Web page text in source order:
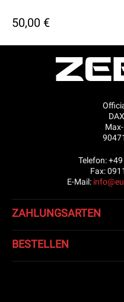
50,00 €
Telefon:
Fax:
E-Mail:
ZAHLUNGSARTEN
BESTELLEN